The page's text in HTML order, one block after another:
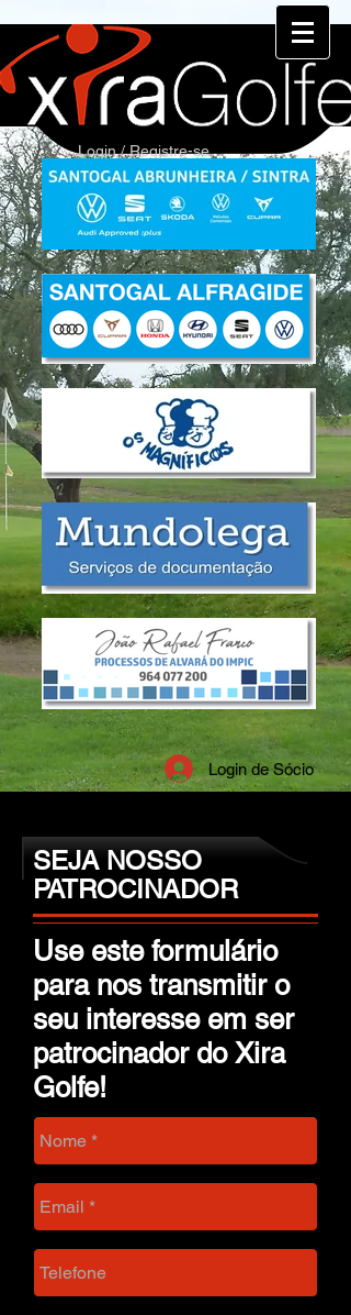
Login / Registre-se
Login de Sócio
SEJA NOSSO
PATROCINADOR
Use este formulário
para nos transmitir o
seu interesse em ser
patrocinador do Xira
Golfe!